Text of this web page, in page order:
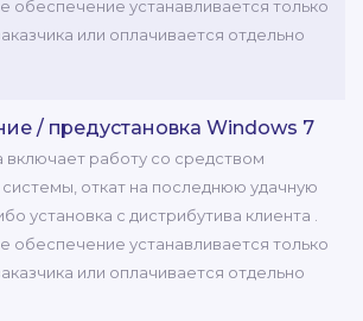
обеспечение устанавливается только
или оплачивается отдельно
/ предустановка Windows 7
включает работу со средством
откат на последнюю удачную
установка с дистрибутива клиента .
обеспечение устанавливается только
или оплачивается отдельно